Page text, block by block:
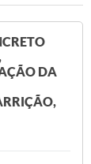
DA